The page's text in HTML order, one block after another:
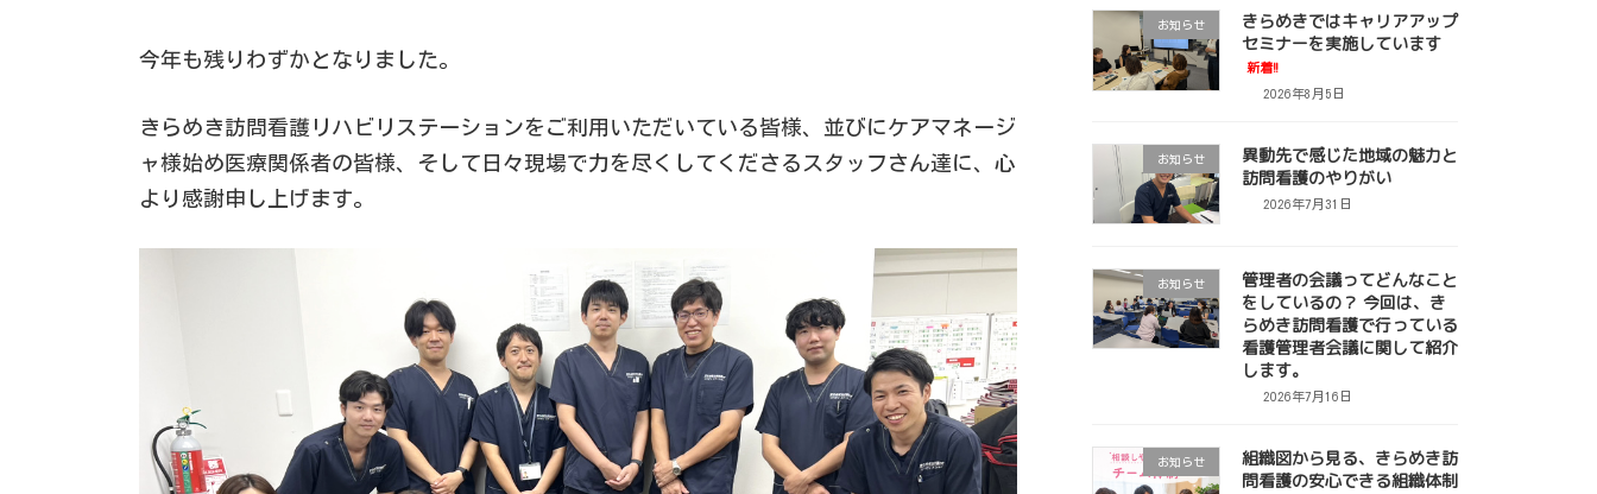
今年も残りわずかとなりました。
きらめき訪問看護リハビリステーションをご利用いただいている皆様、並びにケアマネージ
ャ様始め医療関係者の皆様、そして日々現場で力を尽くしてくださるスタッフさん達に、心
より感謝申し上げます。
お知らせ
きらめきではキャリアアップ
セミナーを実施しています
新着!!
2026年8月5日
お知らせ
異動先で感じた地域の魅力と
訪問看護のやりがい
2026年7月31日
お知らせ
管理者の会議ってどんなこと
をしているの？ 今回は、き
らめき訪問看護で行っている
看護管理者会議に関して紹介
します。
2026年7月16日
お知らせ
組織図から見る、きらめき訪
問看護の安心できる組織体制